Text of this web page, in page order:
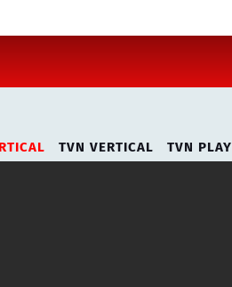
TVN VERTICAL TVN PLAY